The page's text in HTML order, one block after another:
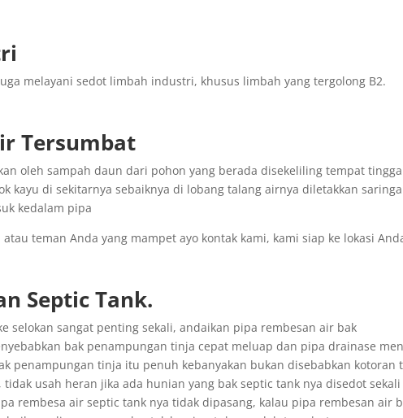
melayani sedot limbah industri, khusus limbah yang tergolong B2.
Tersumbat
oleh sampah daun dari pohon yang berada disekeliling tempat
kayu di sekitarnya sebaiknya di lobang talang airnya diletakkan
kedalam pipa
teman Anda yang mampet ayo kontak kami, kami siap ke lokasi
Septic Tank.
selokan sangat penting sekali, andaikan pipa rembesan air bak
bak penampungan tinja cepat meluap dan pipa drainase
penampungan tinja itu penuh kebanyakan bukan disebabkan kotoran
usah heran jika ada hunian yang bak septic tank nya disedot sekali
rembesa air septic tank nya tidak dipasang, kalau pipa rembesan air